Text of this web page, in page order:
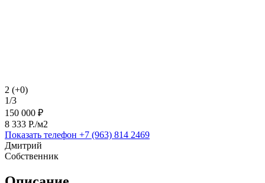
2 (+0)
1/3
150 000 ₽
8 333 P./м2
Показать телефон +7 (963) 814 2469
Дмитрий
Собственник